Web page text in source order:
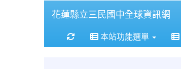
花蓮縣立三民國中全球資訊網
重新取得佈景設定
本站功能選單